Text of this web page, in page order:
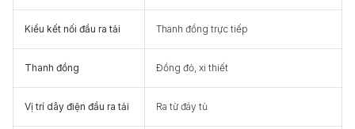
Kiểu kết nối đầu ra tải Thanh đồng trực tiếp
Thanh đồng Đồng đỏ, xi thiết
Vị trí dây điện đầu ra tải Ra từ đáy tủ